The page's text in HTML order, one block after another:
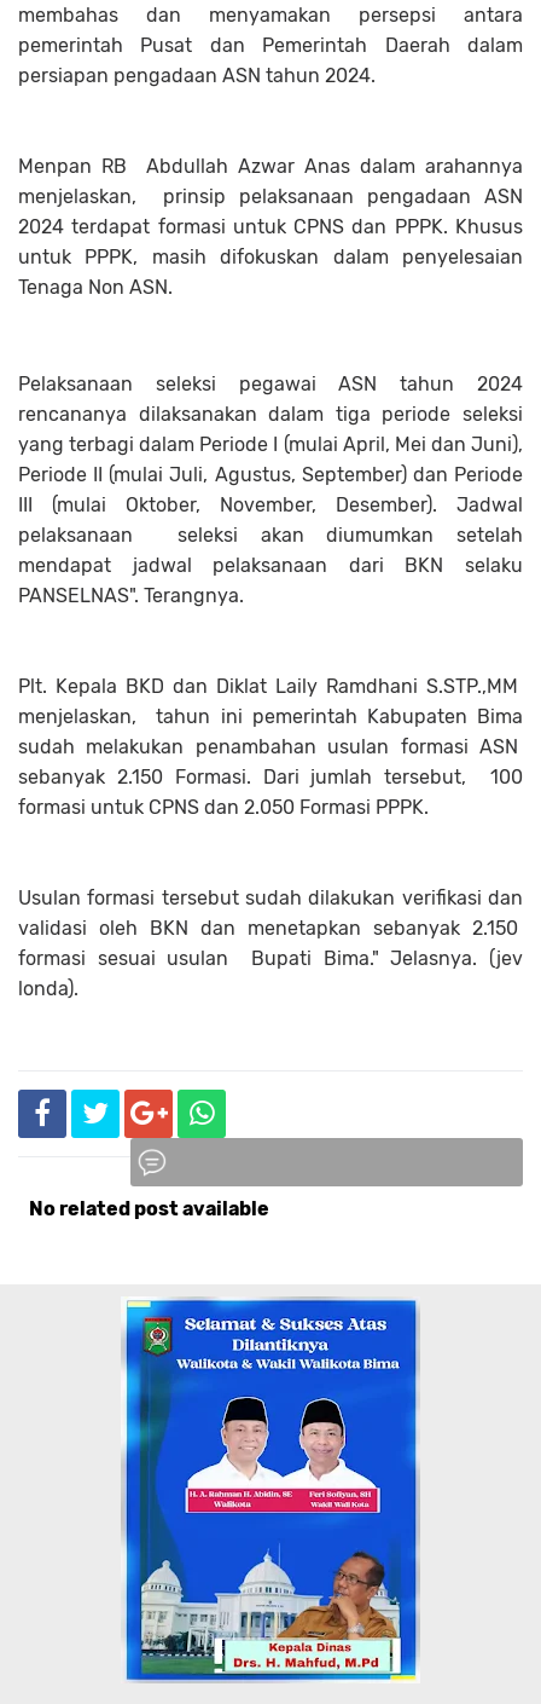
membahas dan menyamakan persepsi antara
pemerintah Pusat dan Pemerintah Daerah dalam
persiapan pengadaan ASN tahun 2024.
Menpan RB Abdullah Azwar Anas dalam arahannya
menjelaskan, prinsip pelaksanaan pengadaan ASN
2024 terdapat formasi untuk CPNS dan PPPK. Khusus
untuk PPPK, masih difokuskan dalam penyelesaian
Tenaga Non ASN.
Pelaksanaan seleksi pegawai ASN tahun 2024
rencananya dilaksanakan dalam tiga periode seleksi
yang terbagi dalam Periode I (mulai April, Mei dan Juni),
Periode II (mulai Juli, Agustus, September) dan Periode
III (mulai Oktober, November, Desember). Jadwal
pelaksanaan seleksi akan diumumkan setelah
mendapat jadwal pelaksanaan dari BKN selaku
PANSELNAS". Terangnya.
Plt. Kepala BKD dan Diklat Laily Ramdhani S.STP.,MM
menjelaskan, tahun ini pemerintah Kabupaten Bima
sudah melakukan penambahan usulan formasi ASN
sebanyak 2.150 Formasi. Dari jumlah tersebut, 100
formasi untuk CPNS dan 2.050 Formasi PPPK.
Usulan formasi tersebut sudah dilakukan verifikasi dan
validasi oleh BKN dan menetapkan sebanyak 2.150
formasi sesuai usulan Bupati Bima." Jelasnya. (jev
londa).
No related post available